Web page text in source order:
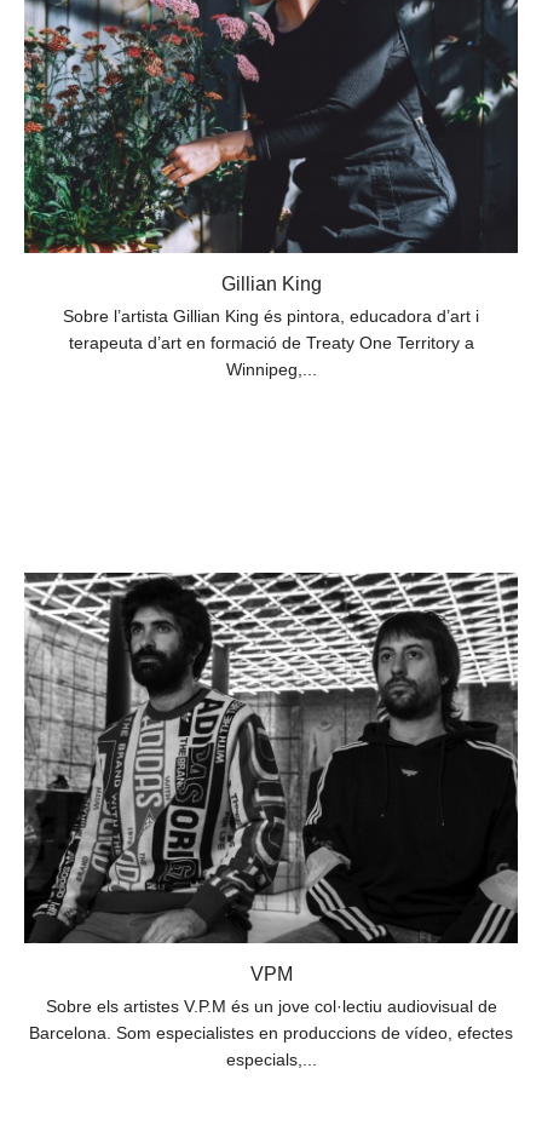
Gillian King
Sobre l’artista Gillian King és pintora, educadora d’art i
terapeuta d’art en formació de Treaty One Territory a
Winnipeg,...
VPM
Sobre els artistes V.P.M és un jove col·lectiu audiovisual de
Barcelona. Som especialistes en produccions de vídeo, efectes
especials,...